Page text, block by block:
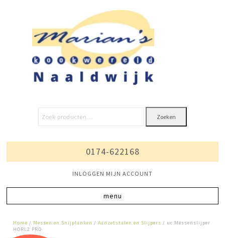
Zoeken
0174-622168
INLOGGEN MIJN ACCOUNT
Home / Messen en Snijplanken /Aanzetstalen en Slijpers / uc Messenslijper
HORL2 PRO